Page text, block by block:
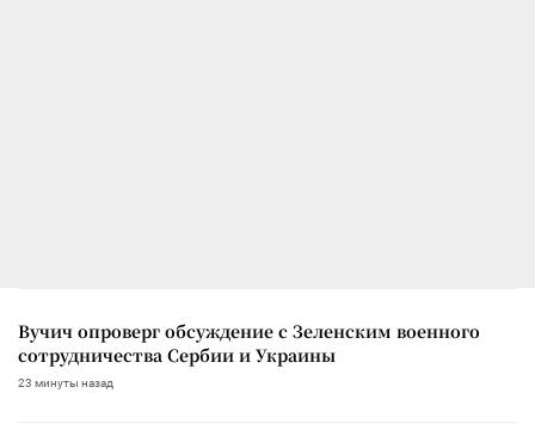
Вучич опроверг обсуждение с Зеленским военного
сотрудничества Сербии и Украины
23 минуты назад